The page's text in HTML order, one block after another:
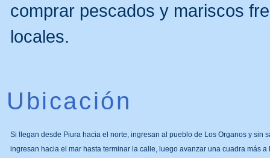
comprar pescados y mariscos
locales.
Ubicación
Si llegan desde Piura hacia el norte, ingresan al pueblo de Los Organos y sin
ingresan hacia el mar hasta terminar la calle, luego avanzar una cuadra más